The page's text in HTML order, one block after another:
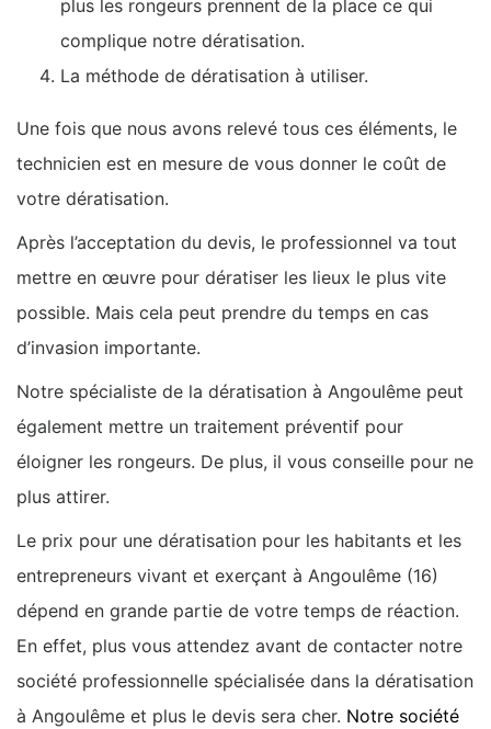
plus les rongeurs prennent de la place ce qui
complique notre dératisation.
La méthode de dératisation à utiliser.
Une fois que nous avons relevé tous ces éléments, le
technicien est en mesure de vous donner le coût de
votre dératisation.
Après l’acceptation du devis, le professionnel va tout
mettre en œuvre pour dératiser les lieux le plus vite
possible. Mais cela peut prendre du temps en cas
d’invasion importante.
Notre spécialiste de la dératisation à Angoulême peut
également mettre un traitement préventif pour
éloigner les rongeurs. De plus, il vous conseille pour ne
plus attirer.
Le prix pour une dératisation pour les habitants et les
entrepreneurs vivant et exerçant à Angoulême (16)
dépend en grande partie de votre temps de réaction.
En effet, plus vous attendez avant de contacter notre
société professionnelle spécialisée dans la dératisation
à Angoulême et plus le devis sera cher. Notre société